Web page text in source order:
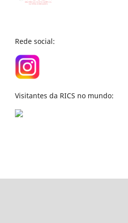
Rede social:
Visitantes da RICS no mundo: